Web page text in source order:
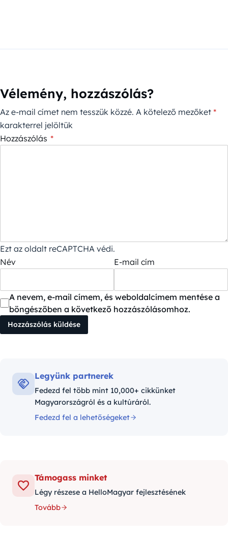
Vélemény, hozzászólás?
Az e-mail címet nem tesszük közzé. A kötelező mezőket *
karakterrel jelöltük
Hozzászólás *
Ezt az oldalt reCAPTCHA védi.
Név
E-mail cím
A nevem, e-mail címem, és weboldalcímem mentése a
böngészőben a következő hozzászólásomhoz.
Legyünk partnerek
Fedezd fel több mint 10,000+ cikkünket
Magyarországról és a kultúráról.
Fedezd fel a lehetőségeket
Támogass minket
Légy részese a HelloMagyar fejlesztésének
Tovább